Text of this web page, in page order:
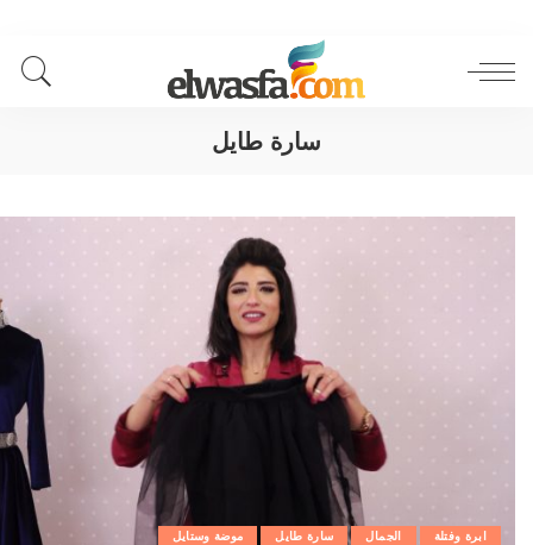
سارة طايل
ابرة وفتلة الجمال سارة طايل موضة وستايل